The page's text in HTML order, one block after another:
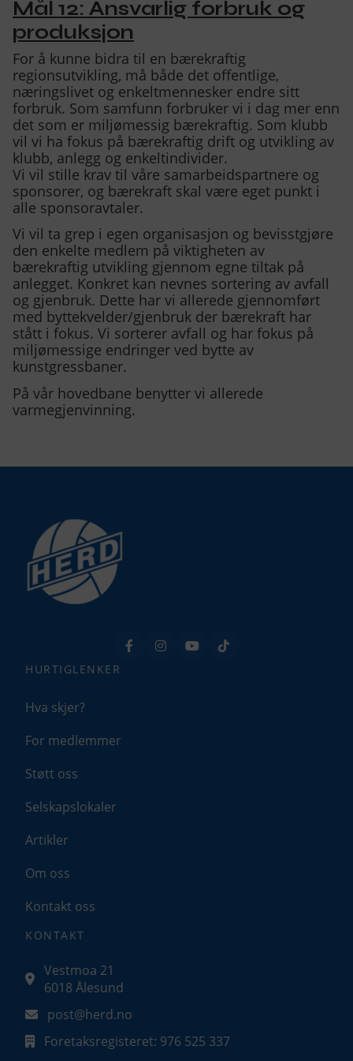
Mål 12: Ansvarlig forbruk og
produksjon
For å kunne bidra til en bærekraftig
regionsutvikling, må både det offentlige,
næringslivet og enkeltmennesker endre sitt
forbruk. Som samfunn forbruker vi i dag mer enn
det som er miljømessig bærekraftig. Som klubb
vil vi ha fokus på bærekraftig drift og utvikling av
klubb, anlegg og enkeltindivider.
Vi vil stille krav til våre samarbeidspartnere og
sponsorer, og bærekraft skal være eget punkt i
alle sponsoravtaler.
Vi vil ta grep i egen organisasjon og bevisstgjøre
den enkelte medlem på viktigheten av
bærekraftig utvikling gjennom egne tiltak på
anlegget. Konkret kan nevnes sortering av avfall
og gjenbruk. Dette har vi allerede gjennomført
med byttekvelder/gjenbruk der bærekraft har
stått i fokus. Vi sorterer avfall og har fokus på
miljømessige endringer ved bytte av
kunstgressbaner.
På vår hovedbane benytter vi allerede
varmegjenvinning.
HURTIGLENKER
Hva skjer?
For medlemmer
Støtt oss
Selskapslokaler
Artikler
Om oss
Kontakt oss
KONTAKT
Vestmoa 21
6018 Ålesund
post@herd.no
Foretaksregisteret: 976 525 337
Preferanser
Med denne får du tilpassede opplevelser på
nettsidene våre som gir økt funksjonalitet og
flyt.
Tillat preferanser
Ikke tillat preferanser
Markedsføring
Denne gir oss muligheten til å vise deg
relevante annonser basert på din aktivitet hos
oss, blant annet kan det hende du får opp en
annonse fra oss på en nettavis eller på
sosiale medier.
Tillat markedsføring
Ikke tillat markedsføring